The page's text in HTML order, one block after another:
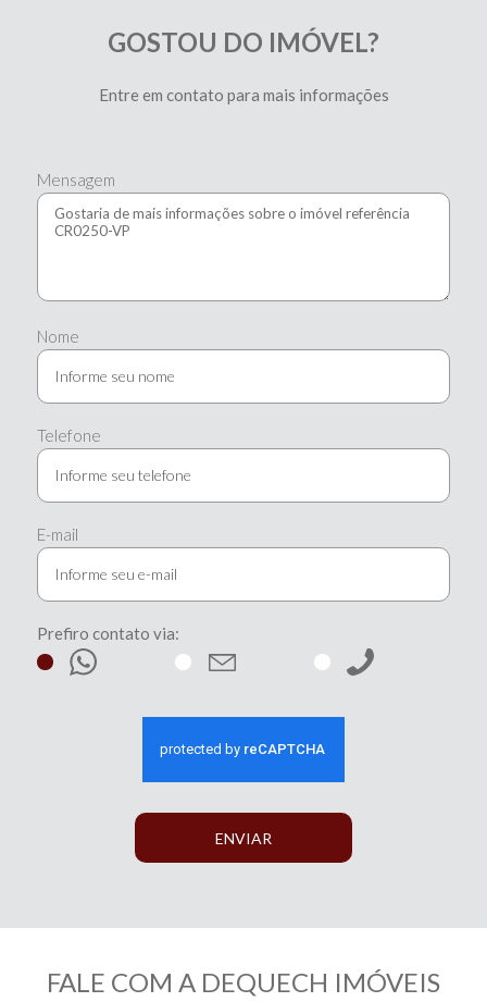
GOSTOU DO IMÓVEL?
Entre em contato para mais informações
Mensagem
Nome
Telefone
E-mail
Prefiro contato via:
ENVIAR
FALE COM A DEQUECH IMÓVEIS